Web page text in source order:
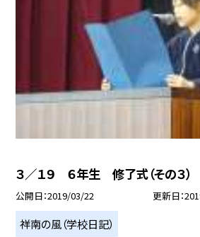
３／１９ ６年生 修了式（その３）
公開日 2019/03/22 更新日
祥南の風（学校日記）